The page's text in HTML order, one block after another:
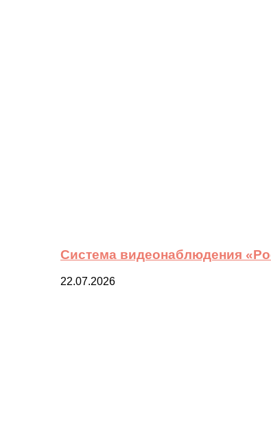
Система видеонаблюдения
22.07.2026